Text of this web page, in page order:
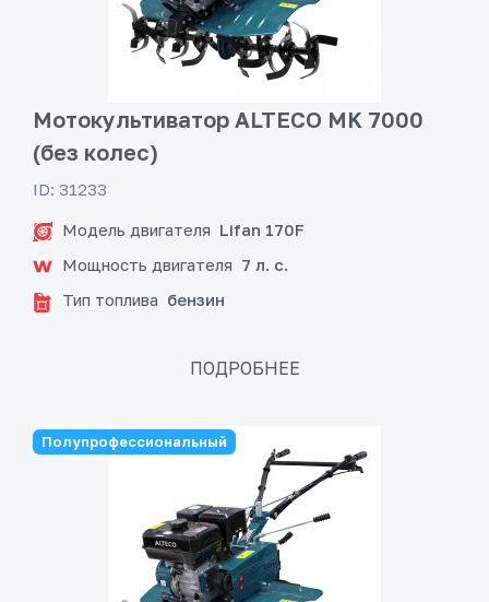
Мотокультиватор ALTECO MK 7000
(без колес)
ID: 31233
Модель двигателя Lifan 170F
Мощность двигателя 7 л. с.
Тип топлива бензин
ПОДРОБНЕЕ
Полупрофессиональный